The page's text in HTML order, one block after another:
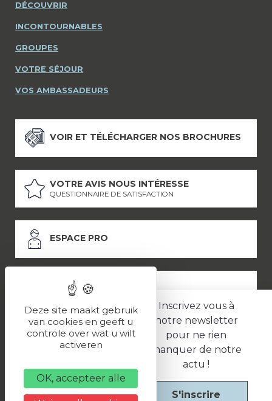
Inscrivez vous à
notre newsletter
pour ne rien
manquer de notre
actu !
S'inscrire
DÉCOUVRIR
INCONTOURNABLES
GROUPES
VOTRE SÉJOUR
VOS AMBASSADEURS
VOIR ET TÉLÉCHARGER NOS BROCHURES
VOTRE AVIS NOUS INTÉRESSE
QUESTIONNAIRE DE SATISFACTION
ESPACE PRO
ESPACE PRESSE
LES PARTENAIRES
Politique de confidentialité
Une réalisation
Deze site maakt gebruik
van cookies en geeft u
controle over wat u wilt
activeren
OK, accepteer alle